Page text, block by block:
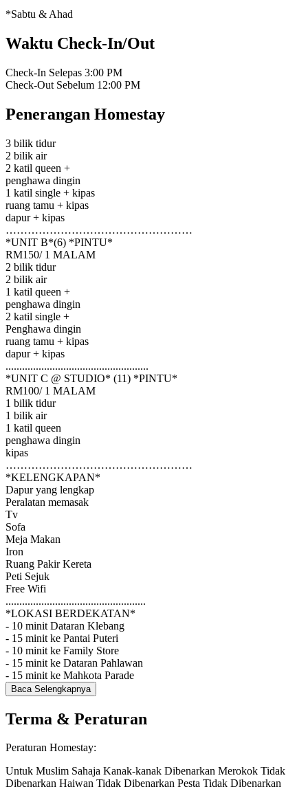
*Sabtu & Ahad
Waktu Check-In/Out
Check-In Selepas 3:00 PM
Check-Out Sebelum 12:00 PM
Penerangan Homestay
3 bilik tidur
2 bilik air
2 katil queen +
penghawa dingin
1 katil single + kipas
ruang tamu + kipas
dapur + kipas
……………………………………………
*UNIT B*(6) *PINTU*
RM150/ 1 MALAM
2 bilik tidur
2 bilik air
1 katil queen +
penghawa dingin
2 katil single +
Penghawa dingin
ruang tamu + kipas
dapur + kipas
....................................................
*UNIT C @ STUDIO* (11) *PINTU*
RM100/ 1 MALAM
1 bilik tidur
1 bilik air
1 katil queen
penghawa dingin
kipas
……………………………………………
*KELENGKAPAN*
Dapur yang lengkap
Peralatan memasak
Tv
Sofa
Meja Makan
Iron
Ruang Pakir Kereta
Peti Sejuk
Free Wifi
...................................................
*LOKASI BERDEKATAN*
- 10 minit Dataran Klebang
- 15 minit ke Pantai Puteri
- 10 minit ke Family Store
- 15 minit ke Dataran Pahlawan
- 15 minit ke Mahkota Parade
Baca Selengkapnya
Terma & Peraturan
Peraturan Homestay:
Untuk Muslim Sahaja Kanak-kanak Dibenarkan Merokok Tidak
Dibenarkan Haiwan Tidak Dibenarkan Pesta Tidak Dibenarkan